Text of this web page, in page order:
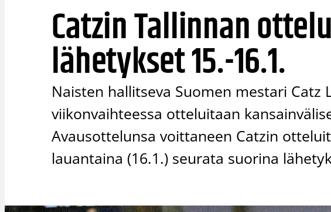
Catzin Tallinnan
lähetykset 15.-16.1.
Naisten hallitseva Suomen mestari Catz
viikonvaihteessa otteluitaan
Avausottelunsa voittaneen Catzin
lauantaina (16.1.) seurata suorina